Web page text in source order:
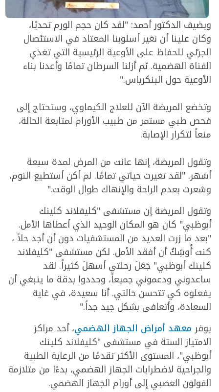
ويضيف الدكتور أحمد: "لقد كان حجم الورم تحديًا،
وكان علينا أن نغير أسلوبنا المعتاد في الاستئصال
الجزئي للحفاظ على الأوعية الرئيسية التي تغذي
القناة الهضمية. ثم أزلنا السرطان تمامًا وأعدنا بناء
الأوعية حول البنكرياس."
وتخضع المريضة الآن للعلاج الكيماوي، وستحتاج إلى
فحص طبي مستمر من طبيب الأورام لمتابعة الحالة،
منعاً لتكرار الإصابة.
وتقول المريضة، إنها عانت من المرض لمدة سبعة
أشهر. "لقد تغيرت حياتي تمامًا. لم أكن أستطيع النوم،
وشعرت بعدم الراحة والإنهاك طوال الوقت."
وتقول المريضة إن مستشفى "كليفلاند كلينك
أبوظبي" كان هو المكان الوحيد الذي أعطاها الأمل.
"بعد ما زرت العديد من المستشفيات دون أن أجد حلاً ،
كنت أُوشِكُ أن أفقد الأمل. لكن مستشفى "كليفلاند
كلينك أبوظبي" جَعَلَ رحلتي أسهلَ كثيراً. لقد
ساعدوني ودعموني جميعاً، وحددوا بدقة ما ينبغي أن
يفعلوه كي تتحسن حالتي. أنا سعيدة، في غاية
السعادة، وأتعافى بشكل جيد جداً."
يوفرمعهد أمراض الجهاز الهضمي، أحد مراكز
الامتياز الستة في مستشفى "كليفلاند كلينك
أبوظبي"، المستوى الأكثر تقدمًا من الرعاية الطبية
والجراحية لاضطرابات الجهاز الهضمي، بدءًا من متلازمة
القولون العصبي إلى أورام الجهاز الهضمي.